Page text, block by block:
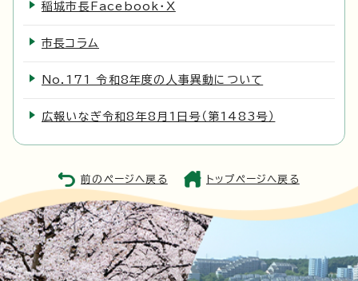
稲城市長Facebook・X
市長コラム
No.171 令和8年度の人事異動について
広報いなぎ令和8年8月1日号（第1483号）
前のページへ戻る トップページへ戻る